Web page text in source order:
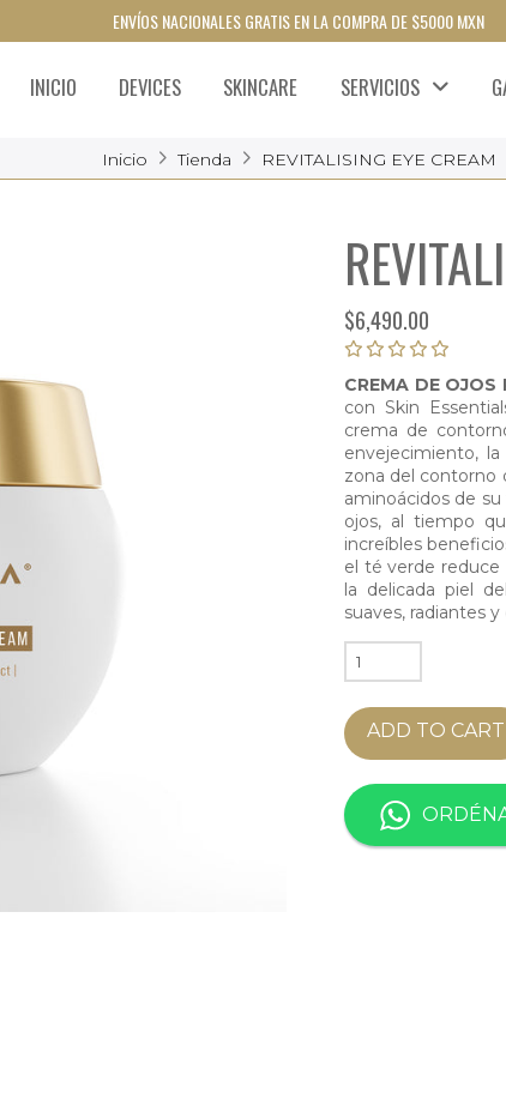
ENVÍOS NACIONALES GRATIS EN LA COMPRA DE $5000 MXN
INICIO DEVICES SKINCARE SERVICIOS
Inicio Tienda REVITALISING EYE CREAM
$6,490.00
CREMA DE OJOS
con Skin
crema de
envejecimiento,
zona del contorno
aminoácidos de
ojos, al tiempo
increíbles
el té verde reduce
la delicada piel
suaves, radiantes
REVITALISING
EYE
CREAM
quantity
ADD TO CART